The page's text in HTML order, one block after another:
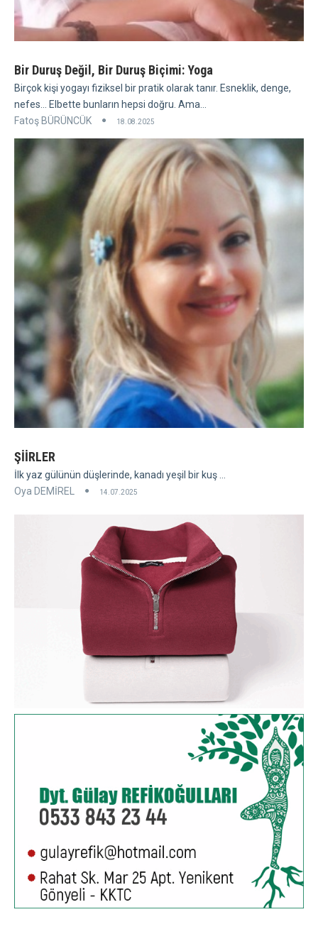
Bir Duruş Değil, Bir Duruş Biçimi: Yoga
Birçok kişi yogayı fiziksel bir pratik olarak tanır. Esneklik, denge,
nefes... Elbette bunların hepsi doğru. Ama...
Fatoş BÜRÜNCÜK
18.08.2025
ŞİİRLER
İlk yaz gülünün düşlerinde, kanadı yeşil bir kuş ...
Oya DEMİREL
14.07.2025